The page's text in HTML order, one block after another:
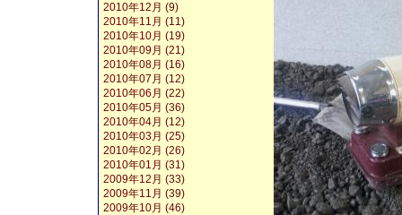
2010年12月 (9)
2010年11月 (11)
2010年10月 (19)
2010年09月 (21)
2010年08月 (16)
2010年07月 (12)
2010年06月 (22)
2010年05月 (36)
2010年04月 (12)
2010年03月 (25)
2010年02月 (26)
2010年01月 (31)
2009年12月 (33)
2009年11月 (39)
2009年10月 (46)